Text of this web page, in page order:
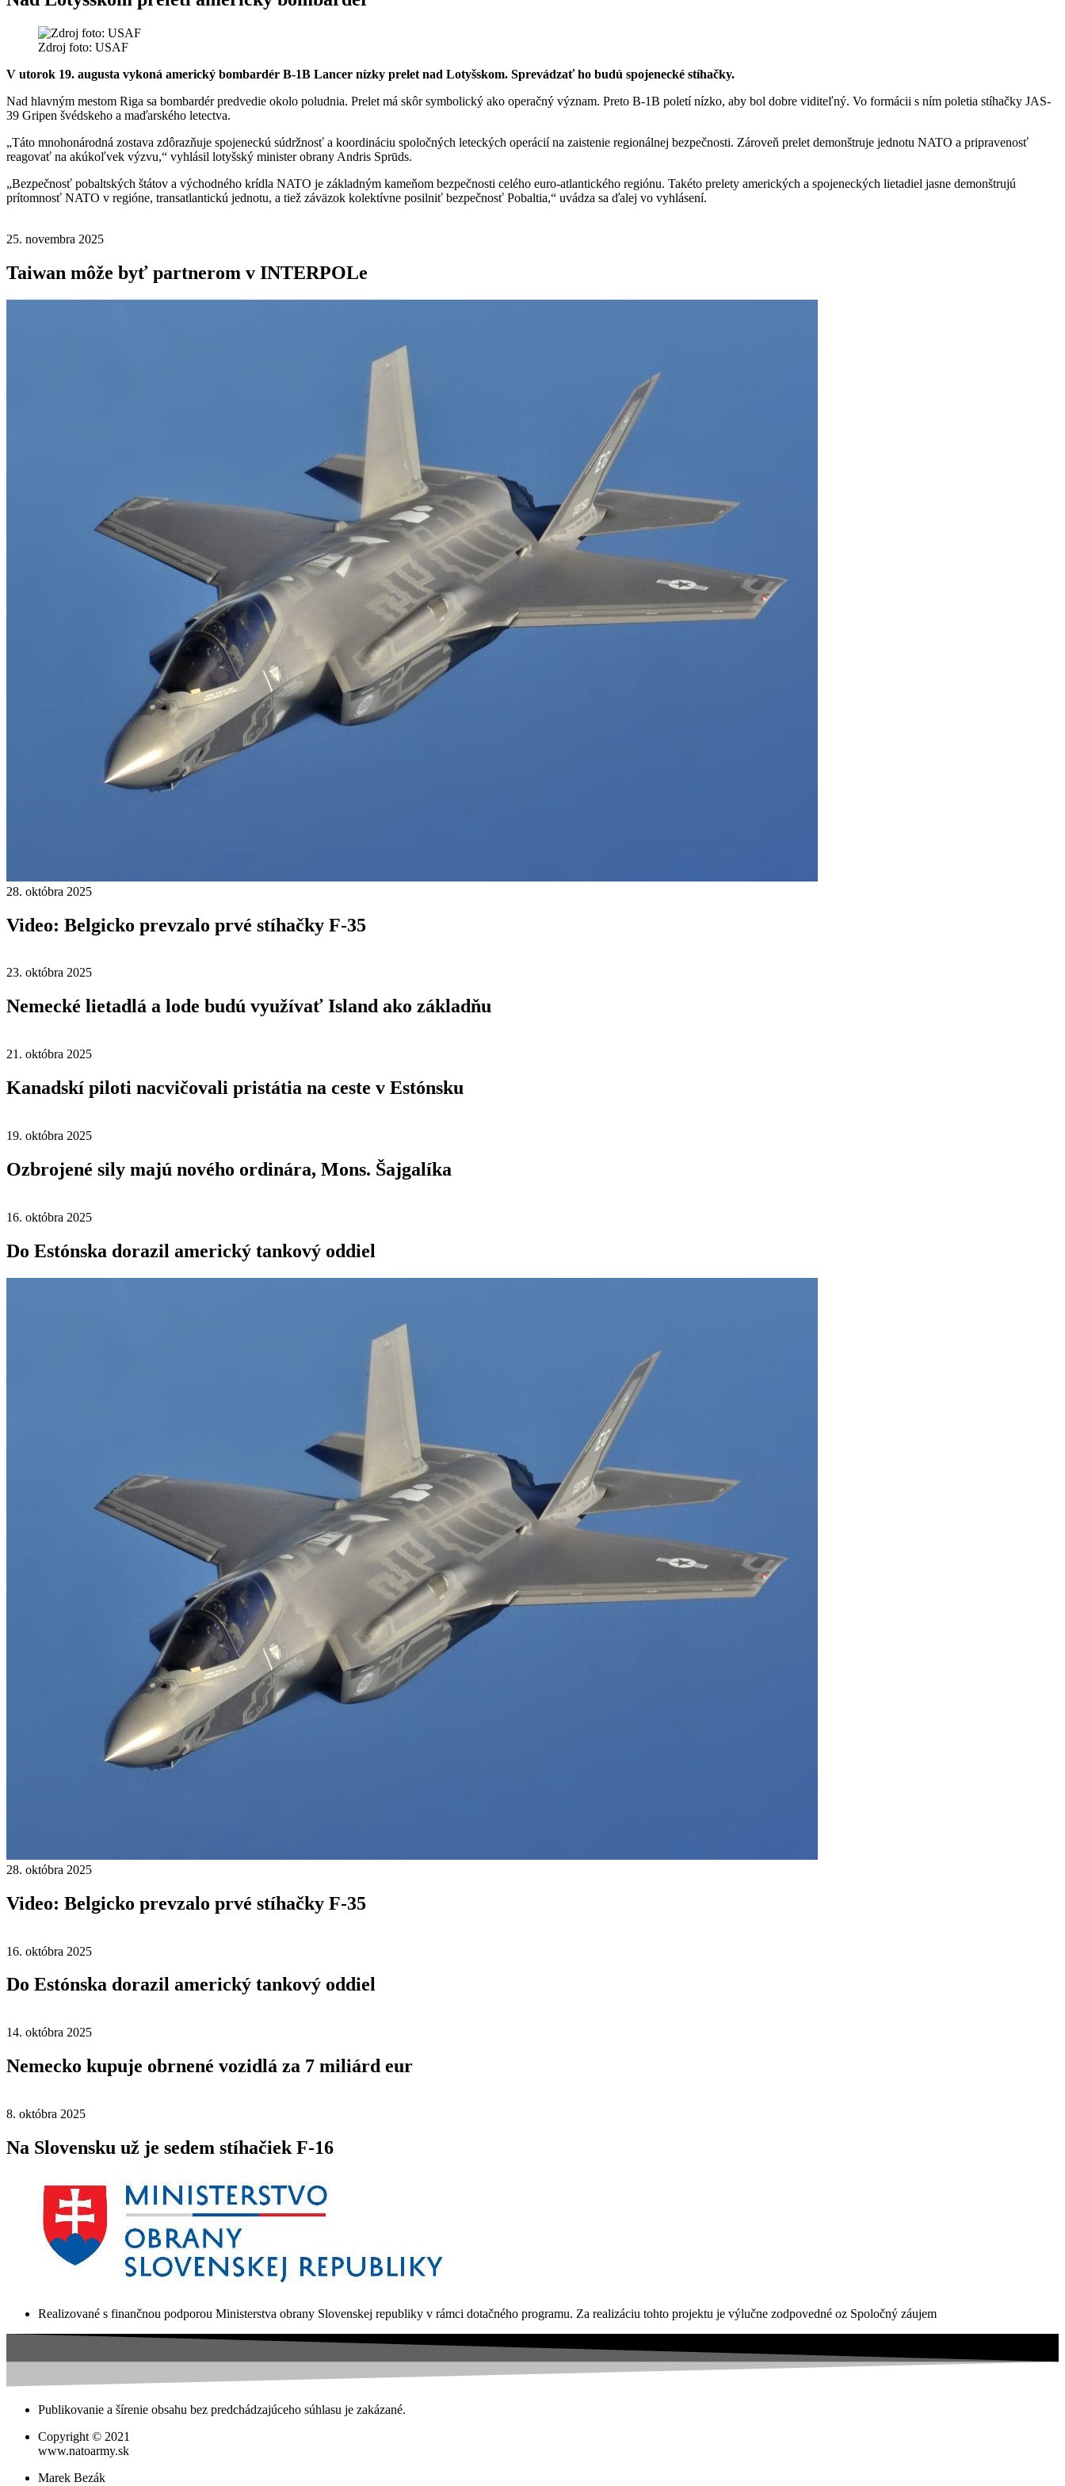
Zdroj foto: USAF
V utorok 19. augusta vykoná americký bombardér B-1B Lancer nízky prelet nad Lotyšskom. Sprevádzať ho budú spojenecké stíhačky.
Nad hlavným mestom Riga sa bombardér predvedie okolo poludnia. Prelet má skôr symbolický ako operačný význam. Preto B-1B poletí nízko, aby bol dobre viditeľný. Vo formácii s ním poletia stíhačky JAS-
39 Gripen švédskeho a maďarského letectva.
„Táto mnohonárodná zostava zdôrazňuje spojeneckú súdržnosť a koordináciu spoločných leteckých operácií na zaistenie regionálnej bezpečnosti. Zároveň prelet demonštruje jednotu NATO a pripravenosť
reagovať na akúkoľvek výzvu,“ vyhlásil lotyšský minister obrany Andris Sprūds.
„Bezpečnosť pobaltských štátov a východného krídla NATO je základným kameňom bezpečnosti celého euro-atlantického regiónu. Takéto prelety amerických a spojeneckých lietadiel jasne demonštrujú
prítomnosť NATO v regióne, transatlantickú jednotu, a tiež záväzok kolektívne posilniť bezpečnosť Pobaltia,“ uvádza sa ďalej vo vyhlásení.
25. novembra 2025
Taiwan môže byť partnerom v INTERPOLe
28. októbra 2025
Video: Belgicko prevzalo prvé stíhačky F-35
23. októbra 2025
Nemecké lietadlá a lode budú využívať Island ako základňu
21. októbra 2025
Kanadskí piloti nacvičovali pristátia na ceste v Estónsku
19. októbra 2025
Ozbrojené sily majú nového ordinára, Mons. Šajgalíka
16. októbra 2025
Do Estónska dorazil americký tankový oddiel
28. októbra 2025
Video: Belgicko prevzalo prvé stíhačky F-35
16. októbra 2025
Do Estónska dorazil americký tankový oddiel
14. októbra 2025
Nemecko kupuje obrnené vozidlá za 7 miliárd eur
8. októbra 2025
Na Slovensku už je sedem stíhačiek F-16
Realizované s finančnou podporou Ministerstva obrany Slovenskej republiky v rámci dotačného programu. Za realizáciu tohto projektu je výlučne zodpovedné oz Spoločný záujem
Publikovanie a šírenie obsahu bez predchádzajúceho súhlasu je zakázané.
Copyright © 2021
www.natoarmy.sk
Marek Bezák